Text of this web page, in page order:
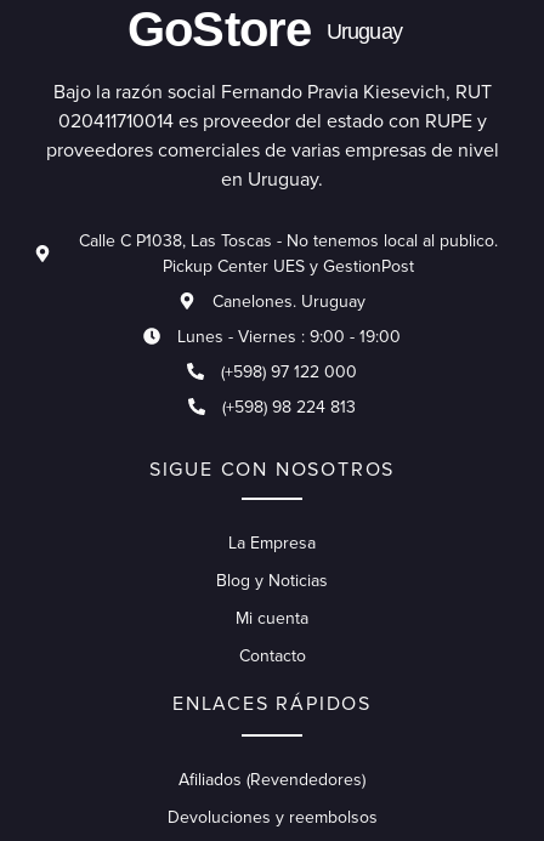
GoStore Uruguay
Bajo la razón social Fernando Pravia Kiesevich, RUT
020411710014 es proveedor del estado con RUPE y
proveedores comerciales de varias empresas de nivel
en Uruguay.
Calle C P1038, Las Toscas - No tenemos local al publico.
Pickup Center UES y GestionPost
Canelones. Uruguay
Lunes - Viernes : 9:00 - 19:00
(+598) 97 122 000
(+598) 98 224 813
SIGUE CON NOSOTROS
La Empresa
Blog y Noticias
Mi cuenta
Contacto
ENLACES RÁPIDOS
Afiliados (Revendedores)
Devoluciones y reembolsos